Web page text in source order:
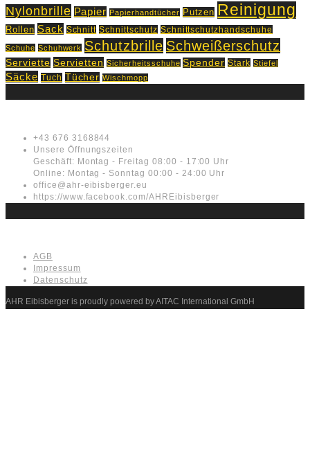
Nylonbrille Papier Papierhandtücher Putzen Reinigung
Rollen Sack Schnitt Schnittschutz Schnittschutzhandschuhe
Schuhe Schuhwerk Schutzbrille Schweißerschutz
Serviette Servietten Sicherheitsschuhe Spender Stark Stiefel
Säcke Tuch Tücher Wischmopp
+43 676 3168844
Unsere Öffnungszeiten
Geschäft: Montag - Freitag 08:00 - 17:00 Uhr
Online: Montag - Sonntag 00:00 - 24:00 Uhr
office@ahr-eibisberger.eu
https://www.facebook.com/AHREibisberger
AGB
Impressum
Datenschutz
AHR Eibisberger is proudly powered by AITAC International GmbH